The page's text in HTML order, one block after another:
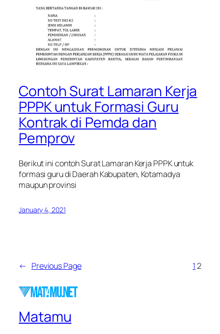
Contoh Surat Lamaran Kerja
PPPK untuk Formasi Guru
Kontrak di Pemda dan
Pemprov
Berikut ini contoh Surat Lamaran Kerja PPPK untuk
formasi guru di Daerah Kabupaten, Kotamadya
maupun provinsi
January 4, 2021
← Previous Page 12
Matamu